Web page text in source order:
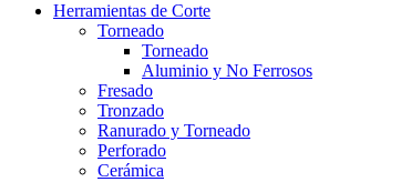
Herramientas de Corte
Torneado
Torneado
Aluminio y No Ferrosos
Fresado
Tronzado
Ranurado y Torneado
Perforado
Cerámica